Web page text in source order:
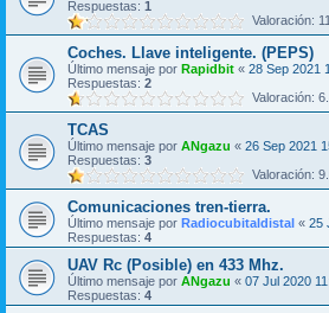
Respuestas: 1
Valoración:
Coches. Llave inteligente. (PEPS)
Último mensaje por Rapidbit « 28 Sep 2021
Respuestas: 2
Valoración:
TCAS
Último mensaje por ANgazu « 26 Sep 2021
Respuestas: 3
Valoración:
Comunicaciones tren-tierra.
Último mensaje por Radiocubitaldistal « 25
Respuestas: 4
UAV Rc (Posible) en 433 Mhz.
Último mensaje por ANgazu « 07 Jul 2020
Respuestas: 4